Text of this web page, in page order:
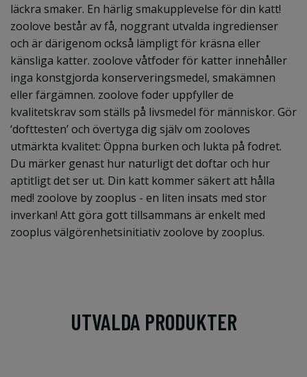
läckra smaker. En härlig smakupplevelse för din katt!
zoolove består av få, noggrant utvalda ingredienser
och är därigenom också lämpligt för kräsna eller
känsliga katter. zoolove våtfoder för katter innehåller
inga konstgjorda konserveringsmedel, smakämnen
eller färgämnen. zoolove foder uppfyller de
kvalitetskrav som ställs på livsmedel för människor. Gör
‘dofttesten’ och övertyga dig själv om zooloves
utmärkta kvalitet: Öppna burken och lukta på fodret.
Du märker genast hur naturligt det doftar och hur
aptitligt det ser ut. Din katt kommer säkert att hålla
med! zoolove by zooplus - en liten insats med stor
inverkan! Att göra gott tillsammans är enkelt med
zooplus välgörenhetsinitiativ zoolove by zooplus.
UTVALDA PRODUKTER